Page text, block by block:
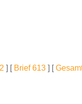
] [ Brief 613 ] [